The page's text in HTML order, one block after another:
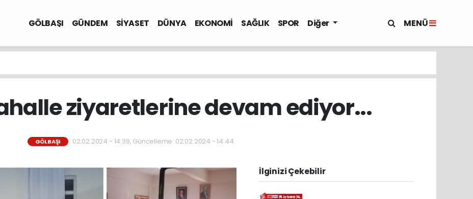
GÖLBAŞI GÜNDEM SİYASET DÜNYA EKONOMİ SAĞLIK SPOR Diğer MENÜ
ziyaretlerine devam ediyor...
GÖLBAŞI 02.02.2024 - 14:39, Güncelleme: 02.02.2024 - 14:44
İlginizi Çekebilir